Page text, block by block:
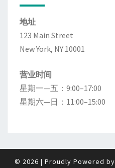
地址
123 Main Street
New York, NY 10001
营业时间
星期一—五：9:00–17:00
星期六—日：11:00–15:00
© 2026 | Proudly Powered by